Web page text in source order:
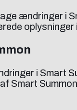
ændringer i
i Smart
Smart